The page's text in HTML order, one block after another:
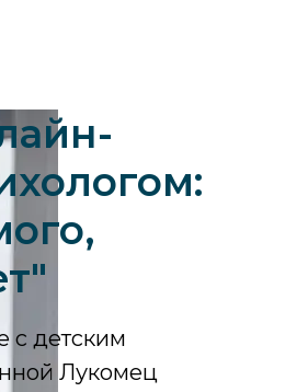
с детским
Лукомец